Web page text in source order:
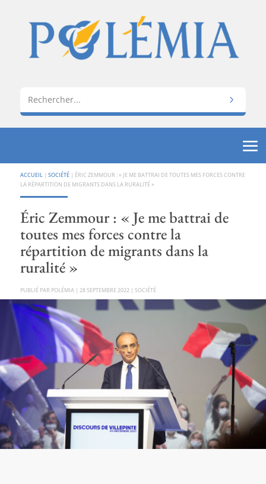
ACCUEIL | SOCIÉTÉ| ÉRIC ZEMMOUR : « JE ME BATTRAI DE TOUTES MES FORCES CONTRE
LA RÉPARTITION DE MIGRANTS DANS LA RURALITÉ »
Éric Zemmour : « Je me battrai de
toutes mes forces contre la
répartition de migrants dans la
ruralité »
PAR POLÉMIA | 28 SEPTEMBRE 2022| SOCIÉTÉ